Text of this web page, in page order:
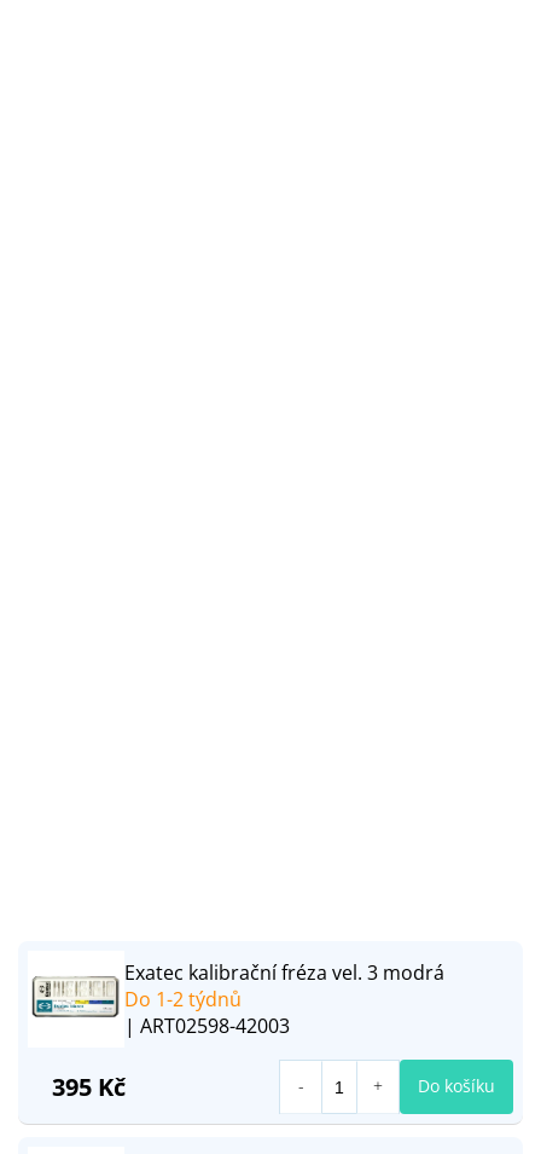
Exatec kalibrační fréza vel. 3 modrá
Do 1-2 týdnů
| ART02598-42003
395 Kč Do košíku